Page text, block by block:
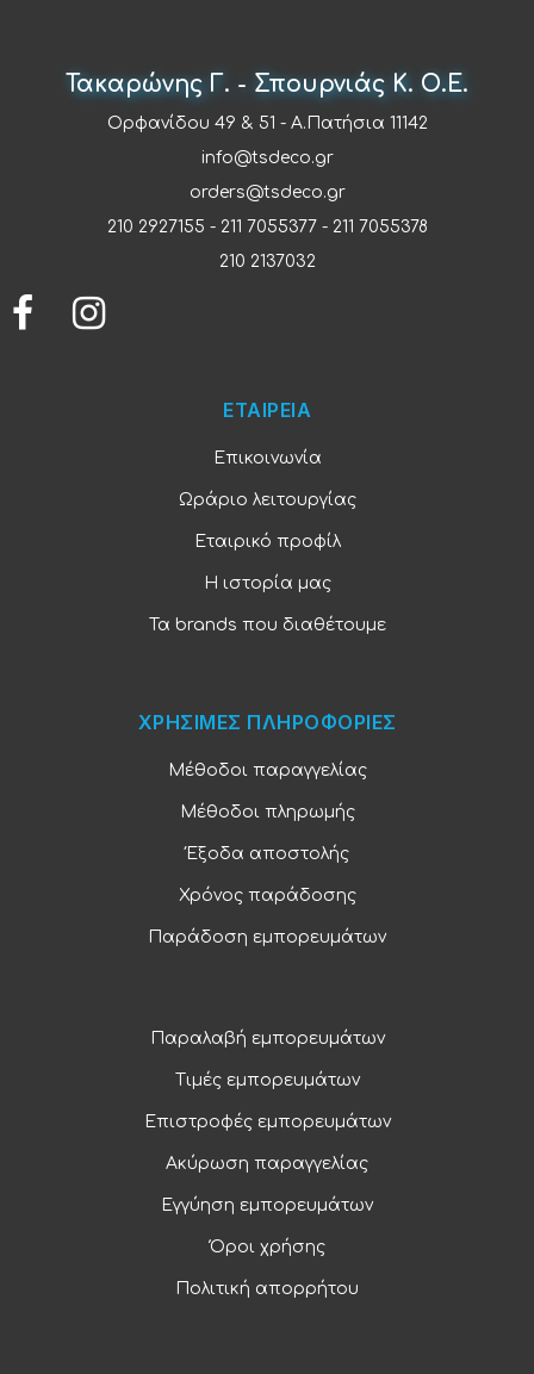
Τακαρώνης Γ. - Σπουρνιάς Κ. Ο.Ε.
Ορφανίδου 49 & 51 - Α.Πατήσια 11142
info@tsdeco.gr
orders@tsdeco.gr
210 2927155 - 211 7055377- 211 7055378
210 2137032
ΕΤΑΙΡΕΙΑ
Επικοινωνία
Ωράριο λειτουργίας
Εταιρικό προφίλ
Η ιστορία μας
Τα brands που διαθέτουμε
ΧΡΗΣΙΜΕΣ ΠΛΗΡΟΦΟΡΙΕΣ
Μέθοδοι παραγγελίας
Μέθοδοι πληρωμής
Έξοδα αποστολής
Χρόνος παράδοσης
Παράδοση εμπορευμάτων
Παραλαβή εμπορευμάτων
Τιμές εμπορευμάτων
Επιστροφές εμπορευμάτων
Ακύρωση παραγγελίας
Εγγύηση εμπορευμάτων
Όροι χρήσης
Πολιτική απορρήτου